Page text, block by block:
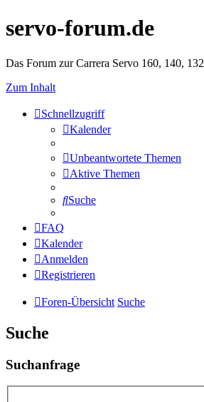
servo-forum.de
Das Forum zur Carrera Servo 160, 140, 132
Zum Inhalt
Schnellzugriff
Kalender
Unbeantwortete Themen
Aktive Themen
Suche
FAQ
Kalender
Anmelden
Registrieren
Foren-Übersicht Suche
Suche
Suchanfrage